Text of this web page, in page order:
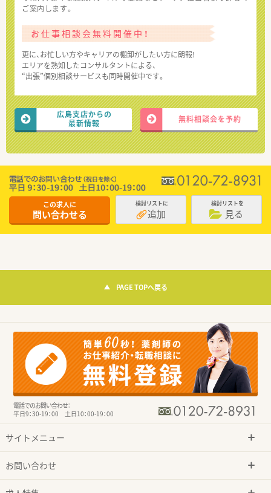
ご案内します。
お仕事相談会無料開催中！
更に、お忙しい方やキャリアの棚卸がしたい方に朗報!
エリアを熟知したコンサルタントによる、
“出張”個別相談サービスも同時開催中です。
広島支店からの
最新情報
無料相談会を予約
この求人に
問い合わせる
検討リストに
追加
検討リストを
見る
PAGE TOPへ戻る
電話でのお問い合わせ：
平日9：30-19：00 土日10：00-19：00
サイトメニュー
お問い合わせ